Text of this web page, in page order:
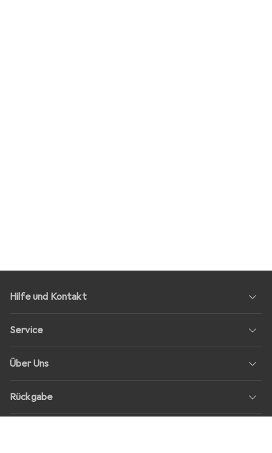
Hilfe und Kontakt
Service
Über Uns
Rückgabe